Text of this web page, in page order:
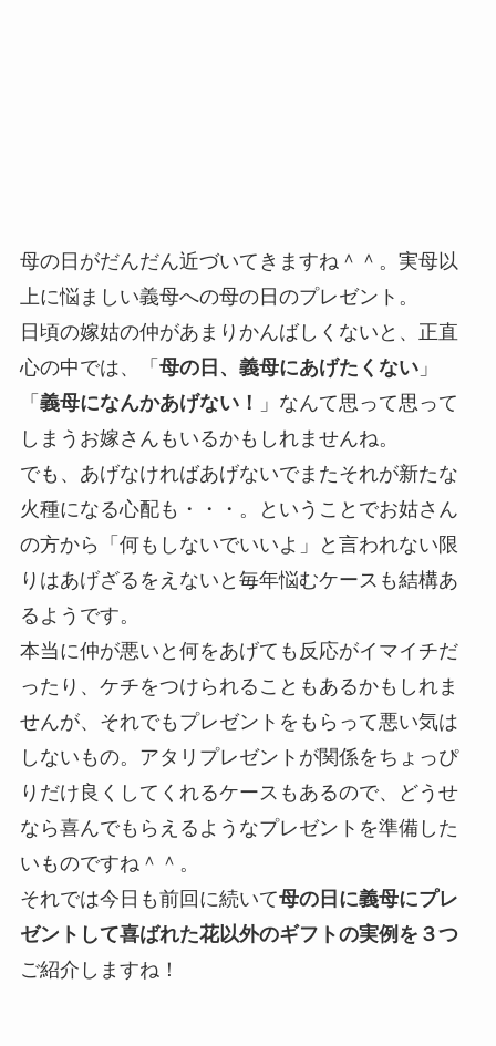
母の日がだんだん近づいてきますね＾＾。実母以
上に悩ましい義母への母の日のプレゼント。
日頃の嫁姑の仲があまりかんばしくないと、正直
心の中では、「 母の日、義母にあげたくない」
「 義母になんかあげない！
」なんて思って思って
しまうお嫁さんもいるかもしれませんね。
でも、あげなければあげないでまたそれが新たな
火種になる心配も・・・。ということでお姑さん
の方から「何もしないでいいよ」と言われない限
りはあげざるをえないと毎年悩むケースも結構あ
るようです。
本当に仲が悪いと何をあげても反応がイマイチだ
ったり、ケチをつけられることもあるかもしれま
せんが、それでもプレゼントをもらって悪い気は
しないもの。アタリプレゼントが関係をちょっぴ
りだけ良くしてくれるケースもあるので、どうせ
なら喜んでもらえるようなプレゼントを準備した
いものですね＾＾。
それでは今日も前回に続いて母の日に義母にプレ
ゼントして喜ばれた花以外のギフトの実例を３つ
ご紹介しますね！